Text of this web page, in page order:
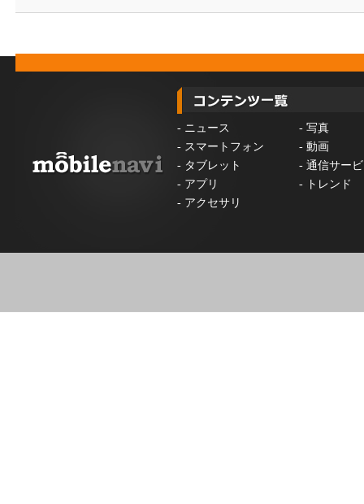
- ニュース - 写真
- スマートフォン - 動画
- タブレット - 通信サー
- アプリ -
トレンド
- アクセサリ